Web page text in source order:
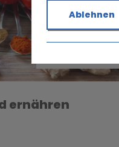
Ablehnen
ernähren